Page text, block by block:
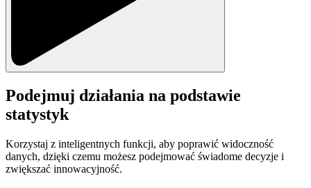
Podejmuj działania na podstawie
statystyk
Korzystaj z inteligentnych funkcji, aby poprawić widoczność
danych, dzięki czemu możesz podejmować świadome decyzje i
zwiększać innowacyjność.